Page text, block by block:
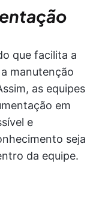
que facilita a
manutenção
as equipes
em
e
seja
da equipe.